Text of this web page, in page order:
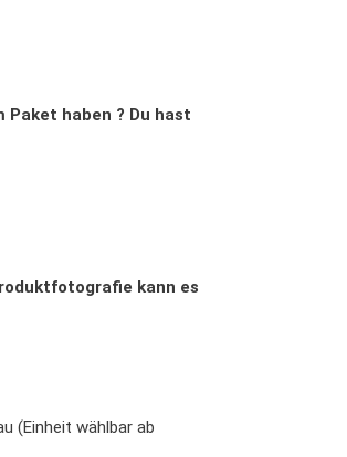
haben ? Du hast
kann es
(Einheit wählbar ab